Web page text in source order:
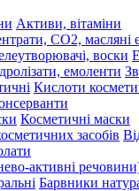
Активи, вітаміни
Кислоти
Косметичні маски
Барвники